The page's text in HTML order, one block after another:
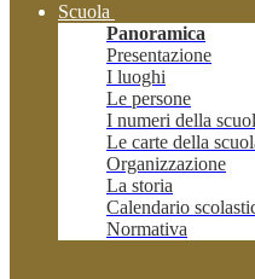
Scuola
Panoramica
Presentazione
I luoghi
Le persone
I numeri della
Le carte della
Organizzazione
La storia
Calendario
Normativa